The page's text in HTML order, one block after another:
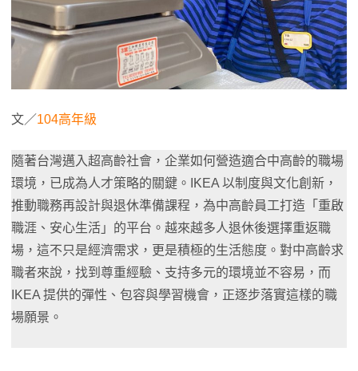
文／104高年級
隨著台灣邁入超高齡社會，企業如何營造適合中高齡的職場
環境，已成為人才策略的關鍵。IKEA 以制度與文化創新，
推動職務再設計與退休準備課程，為中高齡員工打造「重啟
職涯、安心生活」的平台。越來越多人退休後選擇重返職
場，這不只是經濟需求，更是積極的生活態度。對中高齡求
職者來說，找到尊重經驗、支持多元的環境並不容易，而
IKEA 提供的彈性、包容與學習機會，正逐步落實這樣的職
場願景。